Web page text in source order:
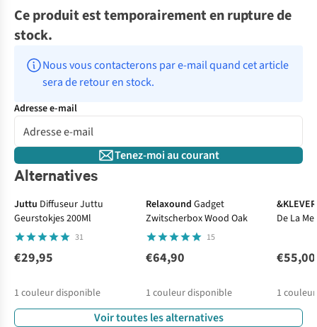
Ce produit est temporairement en rupture de
stock.
Nous vous contacterons par e-mail quand cet article
sera de retour en stock.
Adresse e-mail
Tenez-moi au courant
Alternatives
Juttu Diffuseur Juttu
Geurstokjes 200Ml
31
€29,95
1 couleur disponible
Relaxound Gadget
Zwitscherbox Wood Oak
15
€64,90
1 couleur disponible
De La
€55,00
1
Voir toutes les alternatives